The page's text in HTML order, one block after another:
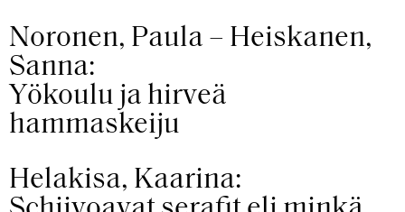
Noronen, Paula – Heiskanen,
Sanna:
Yökoulu ja hirveä
hammaskeiju
Helakisa, Kaarina: